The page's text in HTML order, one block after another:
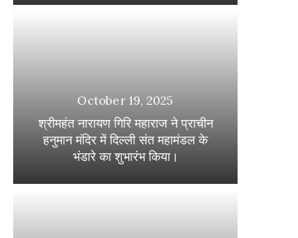
October 19, 2025
श्रीमहंत नारायण गिरि महाराज ने प्राचीन
हनुमान मंदिर में दिल्ली संत महामंडल के
भंडारे का शुभारंभ किया।